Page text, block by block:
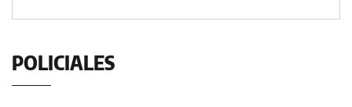
POLICIALES